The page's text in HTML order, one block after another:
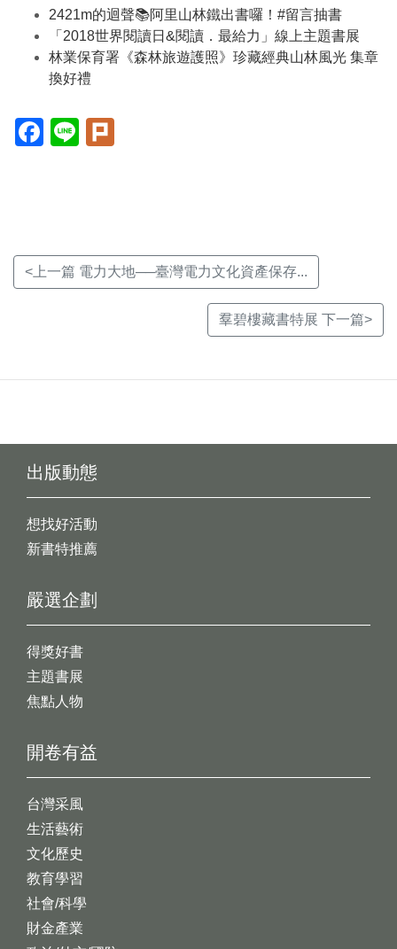
2421m的迴聲📚阿里山林鐵出書囉！#留言抽書
「2018世界閱讀日&閱讀．最給力」線上主題書展
林業保育署《森林旅遊護照》珍藏經典山林風光 集章
換好禮
Facebook(另
開
Line(另
開
<上一篇 電力大地──臺灣電力文化資產保存...
羣碧樓藏書特展 下一篇>
出版動態
想找好活動
新書特推薦
開卷有益
台灣采風
生活藝術
文化歷史
教育學習
社會/科學
財金產業
嚴選企劃
得獎好書
主題書展
焦點人物